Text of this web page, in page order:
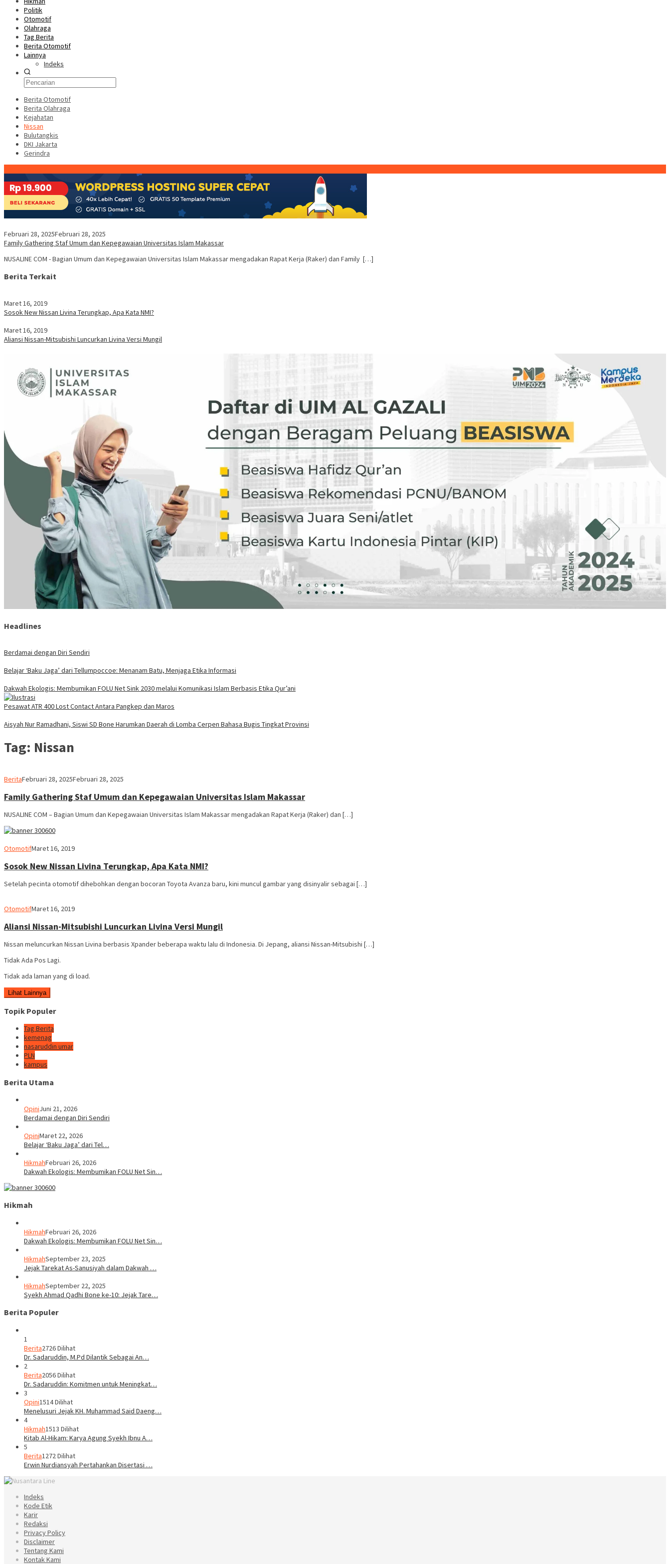
Politik
Otomotif
Olahraga
Tag Berita
Berita Otomotif
Lainnya
Indeks
Berita Otomotif
Berita Olahraga
Kejahatan
Nissan
Bulutangkis
DKI Jakarta
Gerindra
Februari 28, 2025Februari 28, 2025
Family Gathering Staf Umum dan Kepegawaian Universitas Islam Makassar
NUSALINE COM - Bagian Umum dan Kepegawaian Universitas Islam Makassar mengadakan Rapat Kerja (Raker) dan Family […]
Berita Terkait
Maret 16, 2019
Sosok New Nissan Livina Terungkap, Apa Kata NMI?
Maret 16, 2019
Aliansi Nissan-Mitsubishi Luncurkan Livina Versi Mungil
Headlines
Berdamai dengan Diri Sendiri
Belajar ‘Baku Jaga’ dari Tellumpoccoe: Menanam Batu, Menjaga Etika Informasi
Dakwah Ekologis: Membumikan FOLU Net Sink 2030 melalui Komunikasi Islam Berbasis Etika Qur’ani
Pesawat ATR 400 Lost Contact Antara Pangkep dan Maros
Aisyah Nur Ramadhani, Siswi SD Bone Harumkan Daerah di Lomba Cerpen Bahasa Bugis Tingkat Provinsi
Tag: Nissan
Beritaadmin
Februari 28, 2025Februari 28, 2025
Family Gathering Staf Umum dan Kepegawaian Universitas Islam Makassar
NUSALINE COM – Bagian Umum dan Kepegawaian Universitas Islam Makassar mengadakan Rapat Kerja (Raker) dan […]
Otomotifadmin
Maret 16, 2019
Sosok New Nissan Livina Terungkap, Apa Kata NMI?
Setelah pecinta otomotif dihebohkan dengan bocoran Toyota Avanza baru, kini muncul gambar yang disinyalir sebagai […]
Otomotifadmin
Maret 16, 2019
Aliansi Nissan-Mitsubishi Luncurkan Livina Versi Mungil
Nissan meluncurkan Nissan Livina berbasis Xpander beberapa waktu lalu di Indonesia. Di Jepang, aliansi Nissan-Mitsubishi […]
Tidak Ada Pos Lagi.
Tidak ada laman yang di load.
Lihat Lainnya
Topik Populer
Tag Berita
kemenag
nasaruddin umar
PLN
kampus
Berita Utama
OpiniJuni 21, 2026
Berdamai dengan Diri Sendiri
OpiniMaret 22, 2026
Belajar ‘Baku Jaga’ dari Tel…
HikmahFebruari 26, 2026
Dakwah Ekologis: Membumikan FOLU Net Sin…
Hikmah
HikmahFebruari 26, 2026
Dakwah Ekologis: Membumikan FOLU Net Sin…
HikmahSeptember 23, 2025
Jejak Tarekat As-Sanusiyah dalam Dakwah …
HikmahSeptember 22, 2025
Syekh Ahmad Qadhi Bone ke-10: Jejak Tare…
Berita Populer
1
Berita2726 Dilihat
Dr. Sadaruddin, M.Pd Dilantik Sebagai An…
2
Berita2056 Dilihat
Dr. Sadaruddin: Komitmen untuk Meningkat…
3
Opini1514 Dilihat
Menelusuri Jejak KH. Muhammad Said Daeng…
4
Hikmah1513 Dilihat
Kitab Al-Hikam: Karya Agung Syekh Ibnu A…
5
Berita1272 Dilihat
Erwin Nurdiansyah Pertahankan Disertasi …
Indeks
Kode Etik
Karir
Redaksi
Privacy Policy
Disclaimer
Tentang Kami
Kontak Kami